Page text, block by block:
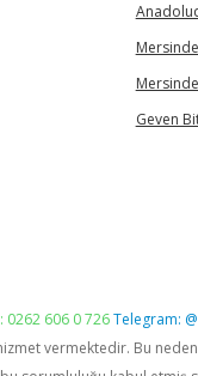
Geven
0262 606 0 726Telegram:
hizmet vermektedir. Bu